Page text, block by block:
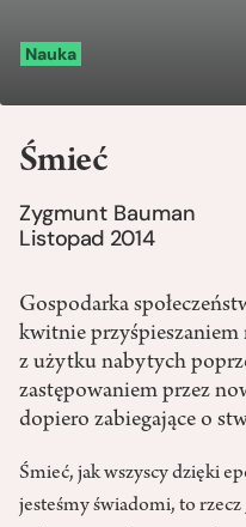
Nauka
Śmieć
Zygmunt Bauman
Listopad 2014
Gospodarka
kwitnie
z użytku nabytych
zastępowaniem przez
dopiero zabiegające o
Śmieć, jak wszyscy dzięki
jesteśmy świadomi, to